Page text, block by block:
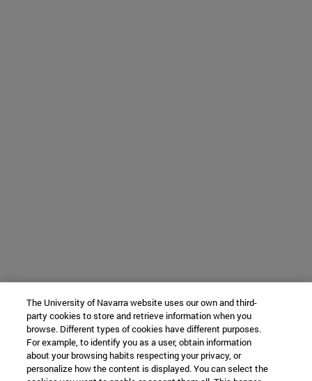
The University of Navarra website uses our own and third-
party cookies to store and retrieve information when you
browse. Different types of cookies have different purposes.
For example, to identify you as a user, obtain information
about your browsing habits respecting your privacy, or
personalize how the content is displayed. You can select the